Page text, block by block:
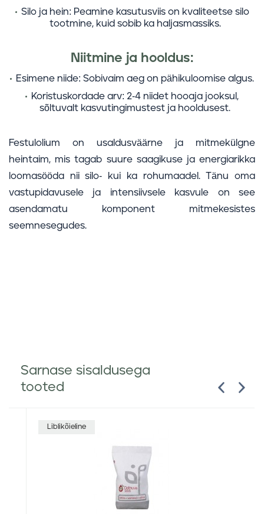
Silo ja hein: Peamine kasutusviis on kvaliteetse silo
tootmine, kuid sobib ka haljasmassiks.
Niitmine ja hooldus:
Esimene niide: Sobivaim aeg on pähikuloomise algus.
Koristuskordade arv: 2-4 niidet hooaja jooksul,
sõltuvalt kasvutingimustest ja hooldusest.
Festulolium on usaldusväärne ja mitmekülgne
heintaim, mis tagab suure saagikuse ja energiarikka
loomasööda nii silo- kui ka rohumaadel. Tänu oma
vastupidavusele ja intensiivsele kasvule on see
asendamatu komponent mitmekesistes
seemnesegudes.
Sarnase sisaldusega
tooted
Liblikõieline